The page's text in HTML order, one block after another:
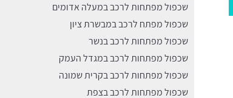
שכפול מפתחות לרכב במעלה אדומים
שכפול מפתח לרכב במבשרת ציון
שכפול מפתחות לרכב בנשר
שכפול מפתחות לרכב במגדל העמק
שכפול מפתחות לרכב בקרית שמונה
שכפול מפתחות לרכב בצפת